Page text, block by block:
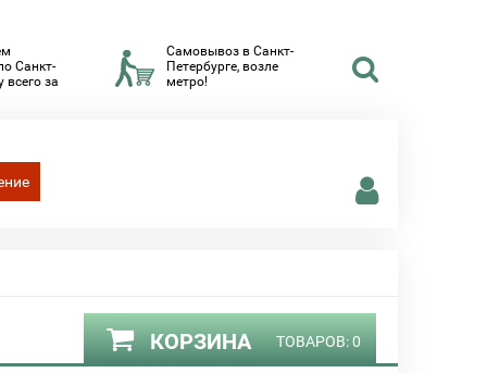
Самовывоз в Санкт-
Петербурге, возле
метро!
Санкт-
всего за
КОРЗИНА ТОВАРОВ:0